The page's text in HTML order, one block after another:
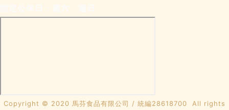
Copyright © 2020 馬芬食品有限公司 / 統編28618700 All rights